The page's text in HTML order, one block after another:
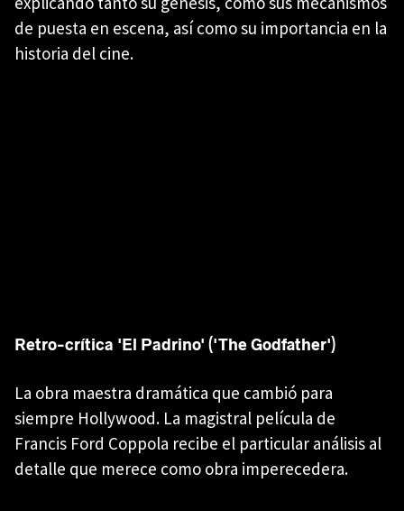
de puesta en escena, así como su importancia en la
historia del cine.
Retro-crítica 'El Padrino' ('The Godfather')
La obra maestra dramática que cambió para
siempre Hollywood. La magistral película de
Francis Ford Coppola recibe el particular análisis al
detalle que merece como obra imperecedera.